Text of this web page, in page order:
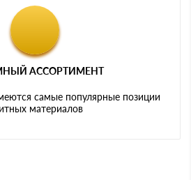
АССОРТИМЕНТ
самые популярные позиции
материалов